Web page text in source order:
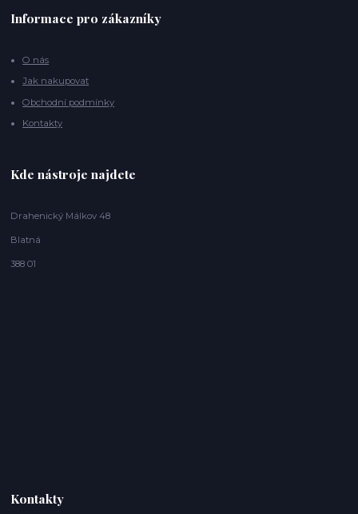
Informace pro zákazníky
O nás
Jak nakupovat
Obchodní podmínky
Kontakty
Kde nástroje najdete
Drahenický Málkov 48
Blatná
388 01
Kontakty